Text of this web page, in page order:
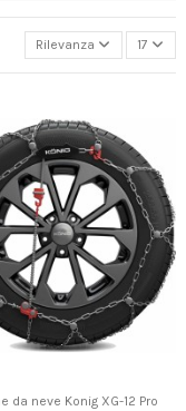
Rilevanza 17
da neve Konig XG-12 Pro